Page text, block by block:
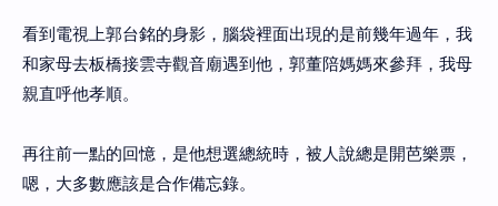
看到電視上郭台銘的身影，腦袋裡面出現的是前幾年過年，我
和家母去板橋接雲寺觀音廟遇到他，郭董陪媽媽來參拜，我母
親直呼他孝順。
再往前一點的回憶，是他想選總統時，被人說總是開芭樂票，
嗯，大多數應該是合作備忘錄。